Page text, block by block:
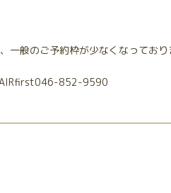
一般のご予約枠が少なくなっており
852-9590